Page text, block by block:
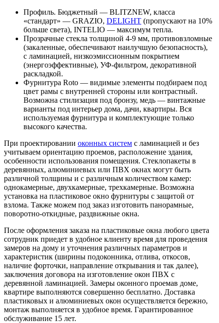
Профиль. Бюджетный — BLITZNEW, класса
«стандарт» — GRAZIO, DELIGHT (пропускают на 10%
больше света), INTELIO — максимум тепла.
Прозрачные стекла толщиной 4-9 мм, противовзломные
(закаленные, обеспечивают наилучшую безопасность),
с ламинацией, низкоэмиссионным покрытием
(энергоэффективные), УФ-фильтром, декоративной
раскладкой.
Фурнитура Roto — видимые элементы подбираем под
цвет рамы с внутренней стороны или контрастный.
Возможна стилизация под бронзу, медь — винтажные
варианты под интерьер дома, дачи, квартиры. Вся
используемая фурнитура и комплектующие только
высокого качества.
При проектировании оконных систем с ламинацией и без
учитываем ориентацию проемов, расположение здания,
особенности использования помещения. Стеклопакеты в
деревянных, алюминиевых или ПВХ окнах могут быть
различной толщины и с различным количеством камер:
однокамерные, двухкамерные, трехкамерные. Возможна
установка на пластиковое окно фурнитуры с защитой от
взлома. Также можем под заказ изготовить панорамные,
поворотно-откидные, раздвижные окна.
После оформления заказа на пластиковые окна любого цвета
сотрудник приедет в удобное клиенту время для проведения
замеров на дому и уточнения различных параметров и
характеристик (ширины подоконника, отлива, откосов,
наличие форточки, направление открывания и так далее),
заключения договора на изготовление окон ПВХ с
деревянной ламинацией. Замеры оконного проемав доме,
квартире выполняются совершенно бесплатно. Доставка
пластиковых и алюминиевых окон осуществляется бережно,
монтаж выполняется в удобное время. Гарантированное
обслуживание 15 лет.